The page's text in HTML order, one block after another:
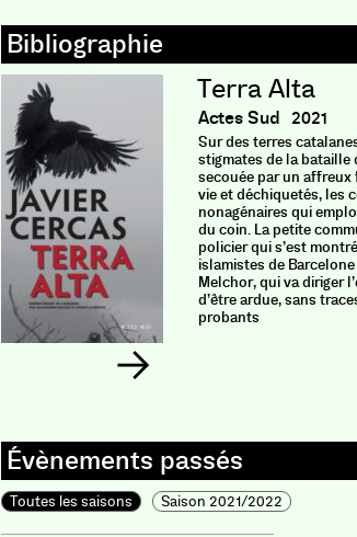
Terra Alta
Actes Sud 2021
Sur des terres
stigmates de la bataille
secouée par un affreux
vie et déchiquetés, les
nonagénaires qui
du coin. La petite
policier qui s’est
islamistes de
Melchor, qui va diriger
d’être ardue, sans
probants
Toutes les saisons Saison 2021/2022